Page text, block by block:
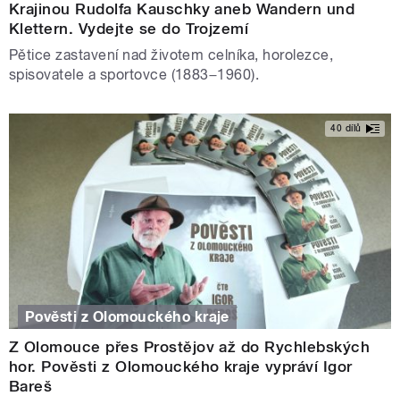
Krajinou Rudolfa Kauschky aneb Wandern und
Klettern. Vydejte se do Trojzemí
Pětice zastavení nad životem celníka, horolezce,
spisovatele a sportovce (1883−1960).
40 dílů
Pověsti z Olomouckého kraje
Z Olomouce přes Prostějov až do Rychlebských
hor. Pověsti z Olomouckého kraje vypráví Igor
Bareš